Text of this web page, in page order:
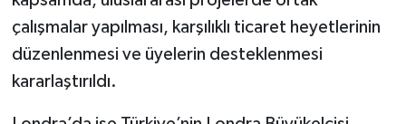
çalışmalar yapılması, karşılıklı ticaret heyetlerinin
düzenlenmesi ve üyelerin desteklenmesi
kararlaştırıldı.